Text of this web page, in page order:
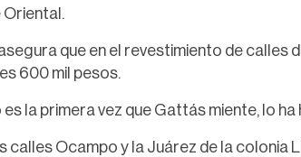
Oriental.
que en el revestimiento de calles
600 mil pesos.
es la primera vez que Gattás miente, lo
calles Ocampo y la Juárez de la colonia